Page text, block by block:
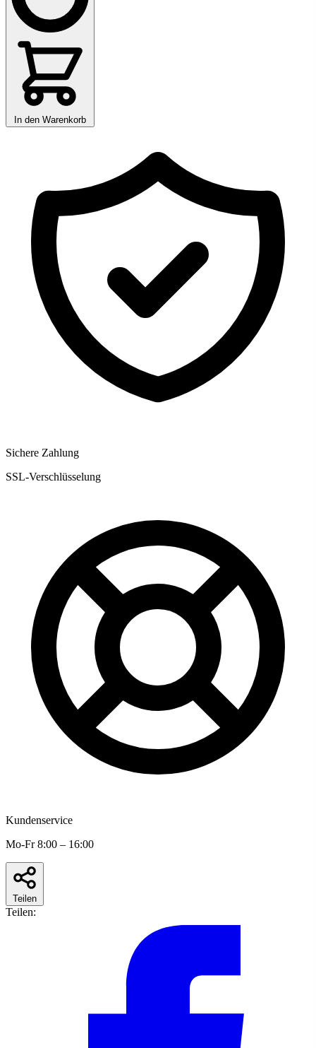
In den Warenkorb
Sichere Zahlung
SSL-Verschlüsselung
Kundenservice
Mo-Fr 8:00 – 16:00
Teilen
Teilen: